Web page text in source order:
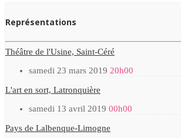
Représentations
Théâtre de l'Usine, Saint-Céré
samedi 23 mars 2019 20h00
L'art en sort, Latronquière
samedi 13 avril 2019 00h00
Pays de Lalbenque-Limogne